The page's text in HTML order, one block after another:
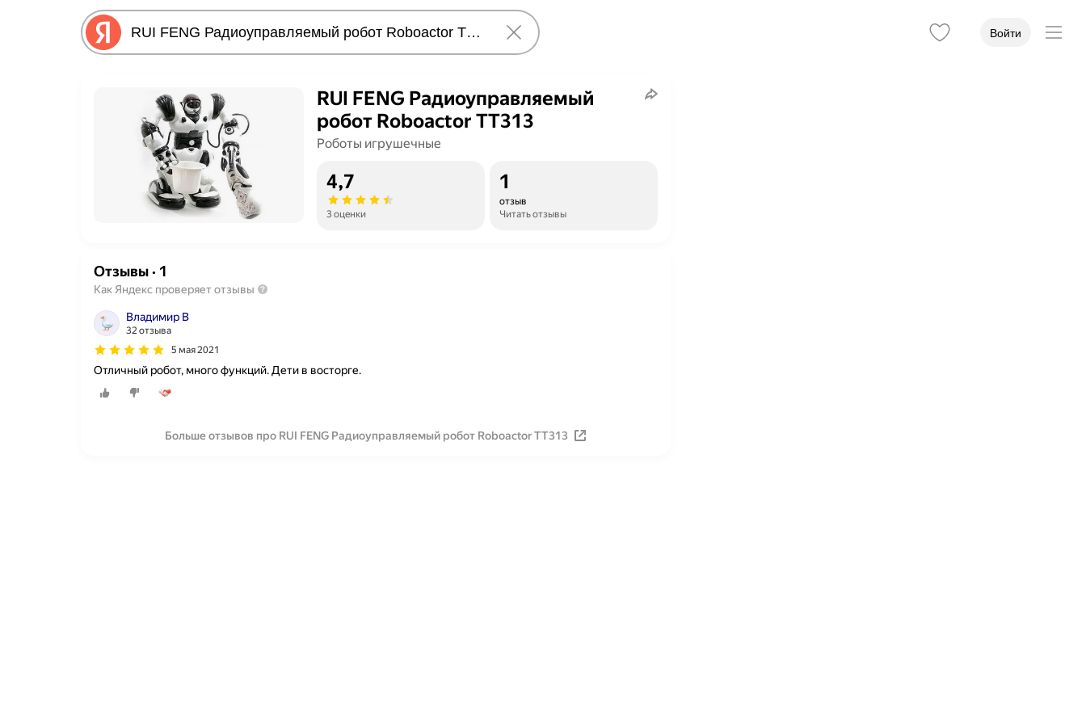
Войти
RUI FENG Радиоуправляемый
робот Roboactor TT313
Роботы игрушечные
4,7
3 оценки
1
отзыв
Читать отзывы
Отзывы· 1
Как Яндекс проверяет отзывы
Bладимир В
32 отзыва
5 мая 2021
Отличный робот, много функций. Дети в восторге.
Больше отзывов про RUI FENG Радиоуправляемый робот Roboactor TT313